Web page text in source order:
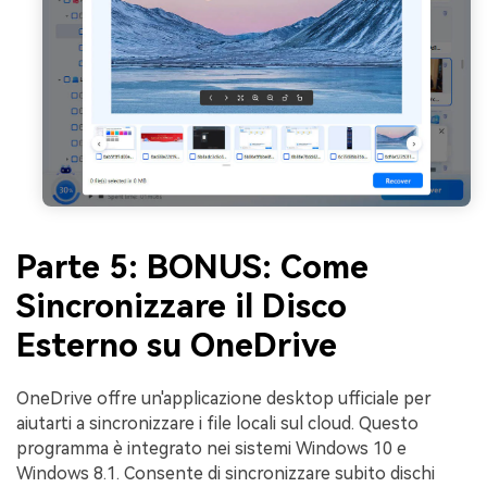
Parte 5: BONUS: Come
Sincronizzare il Disco
Esterno su OneDrive
OneDrive offre un'applicazione desktop ufficiale per
aiutarti a sincronizzare i file locali sul cloud. Questo
programma è integrato nei sistemi Windows 10 e
Windows 8.1. Consente di sincronizzare subito dischi